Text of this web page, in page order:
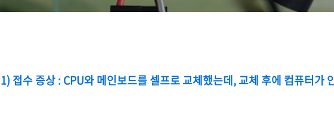
1) 접수 증상 : CPU와 메인보드를 셀프로 교체했는데, 교체 후에 컴퓨터가